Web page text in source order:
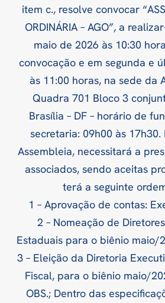
item c., resolve convocar
ORDINÁRIA – AGO”, a
maio de 2026 às 10:30
convocação e em segunda e
às 11:00 horas, na sede da
Quadra 701 Bloco 3
Brasília – DF – horário de
secretaria: 09h00 às
Assembleia, necessitará a
associados, sendo aceitas
terá a seguinte
1 – Aprovação de contas:
2 – Nomeação de
Estaduais para o biênio maio/
3 – Eleição da Diretoria
Fiscal, para o biênio maio/
OBS.; Dentro das